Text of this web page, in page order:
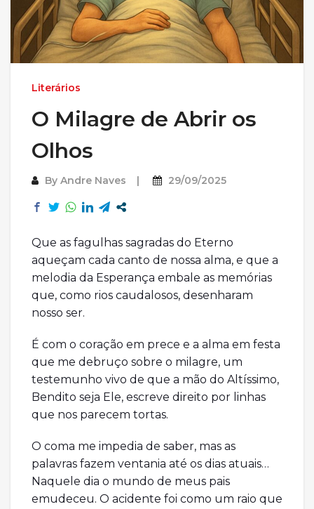
Literários
O Milagre de Abrir os
Olhos
By Andre Naves 29/09/2025
Que as fagulhas sagradas do Eterno
aqueçam cada canto de nossa alma, e que a
melodia da Esperança embale as memórias
que, como rios caudalosos, desenharam
nosso ser.
É com o coração em prece e a alma em festa
que me debruço sobre o milagre, um
testemunho vivo de que a mão do Altíssimo,
Bendito seja Ele, escreve direito por linhas
que nos parecem tortas.
O coma me impedia de saber, mas as
palavras fazem ventania até os dias atuais…
Naquele dia o mundo de meus pais
emudeceu. O acidente foi como um raio que